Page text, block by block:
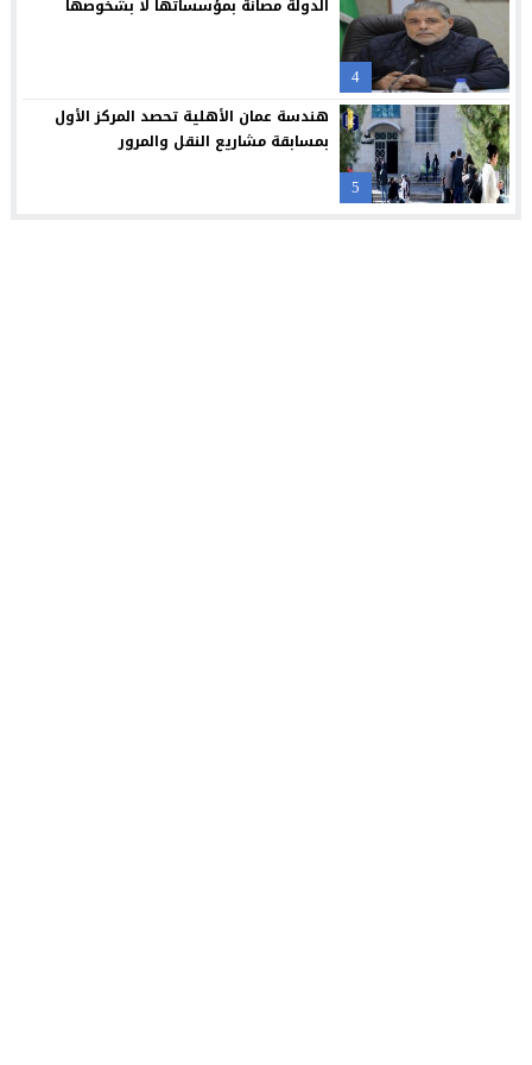
4
الدولة مصانة بمؤسساتها لا بشخوصها
5
هندسة عمان الأهلية تحصد المركز الأول
بمسابقة مشاريع النقل والمرور